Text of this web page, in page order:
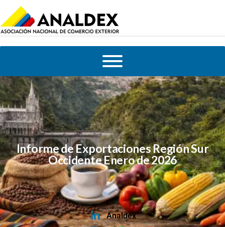
Informe de Exportaciones Región Sur
Occidente Enero de 2026
Analdex